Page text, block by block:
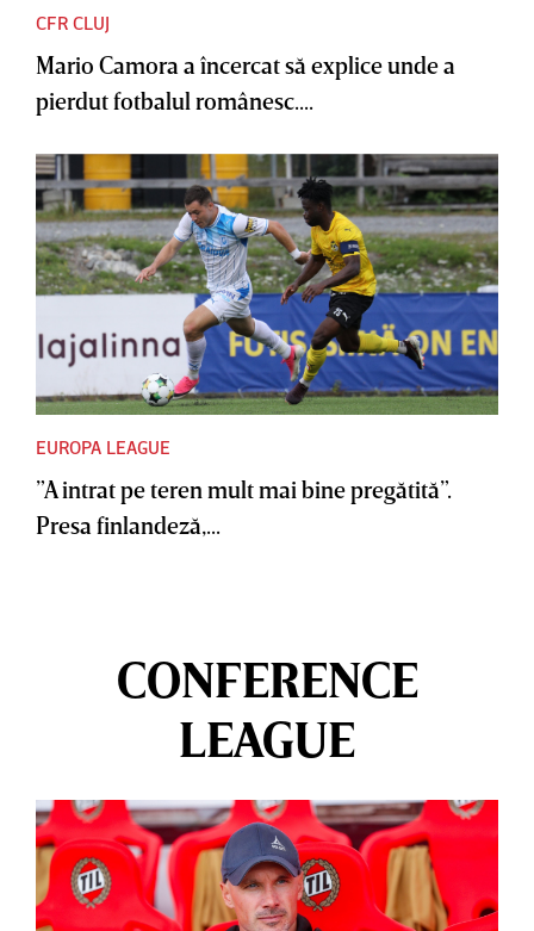
CFR CLUJ
Mario Camora a încercat să explice unde a
pierdut fotbalul românesc....
EUROPA LEAGUE
”A intrat pe teren mult mai bine pregătită”.
Presa finlandeză,...
CONFERENCE
LEAGUE